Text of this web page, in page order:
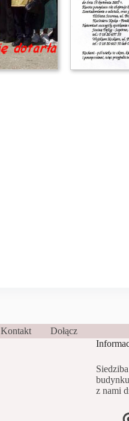
Kontakt
Dołącz
z nami